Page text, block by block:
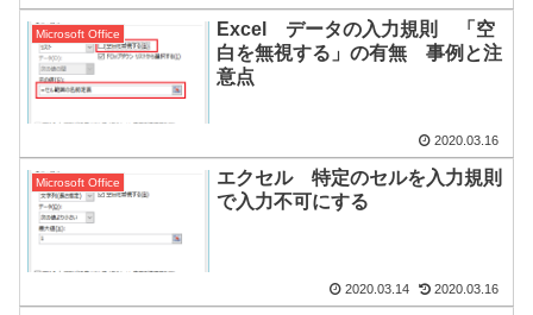
Microsoft Office
Excel データの入力規則 「空
白を無視する」の有無 事例と注
意点
2020.03.16
Microsoft Office
エクセル 特定のセルを入力規則
で入力不可にする
2020.03.14 2020.03.16